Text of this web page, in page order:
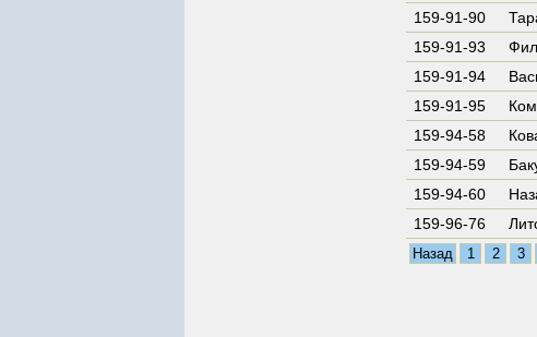
159-91-90
159-91-93
159-91-94
159-91-95
159-94-58
159-94-59
159-94-60
159-96-76
Назад 1 2 3